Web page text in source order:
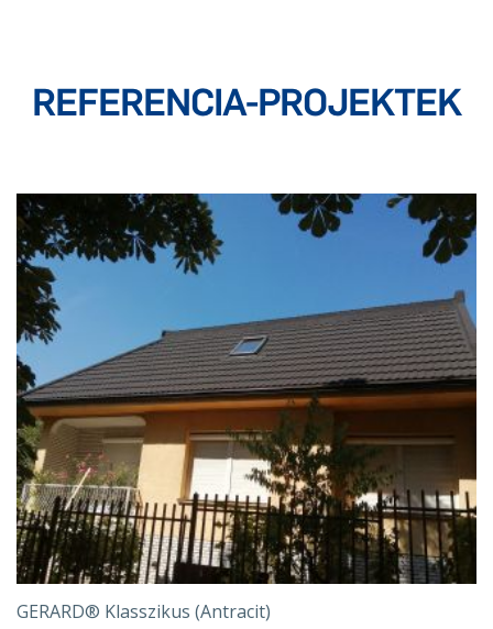
REFERENCIA-PROJEKTEK
GERARD® Klasszikus (Antracit)